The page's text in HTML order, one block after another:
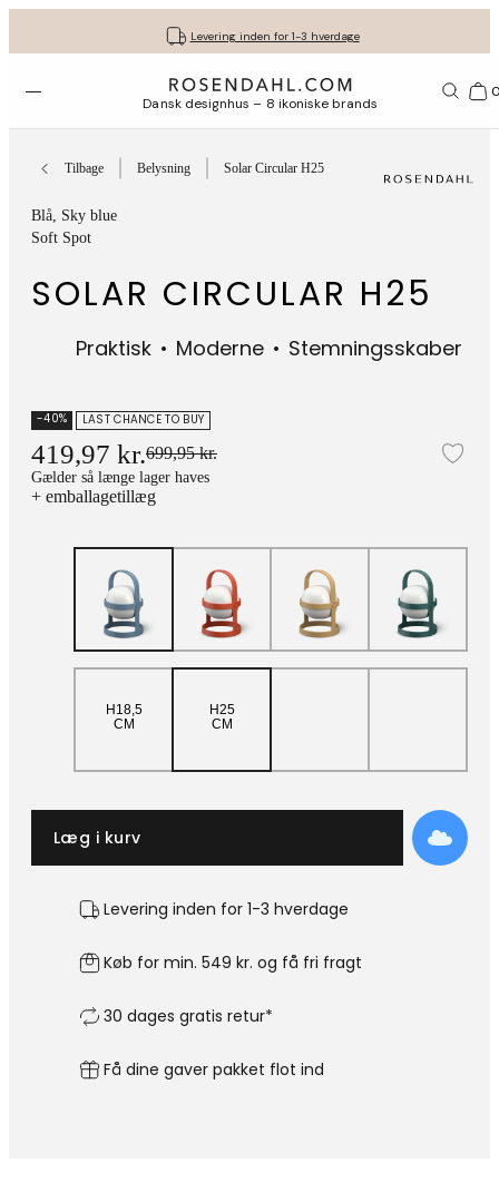
Levering inden for 1-3 hverdage
Fri fragt ved køb for min. 549 kr.
30 dages gratis retur*
Få dine gaver pakket flot ind
Vi er e-mærket
Åbn menuen Dansk designhus – 8 ikoniske brands
Tilbage Belysning Solar Circular H25
Blå, Sky blue
Soft Spot
SOLAR CIRCULAR H25
Praktisk Moderne Stemningsskaber
-40% LAST CHANCE TO BUY
419,97 kr.699,95 kr.
Gælder så længe lager haves
+ emballagetillæg
H18,5
CM
H25
CM
Læg i kurv
Levering inden for 1-3 hverdage
Køb for min. 549 kr. og få fri fragt
30 dages gratis retur*
Få dine gaver pakket flot ind